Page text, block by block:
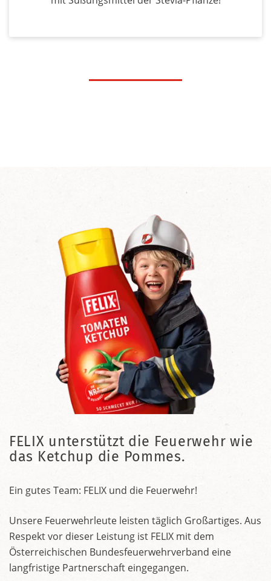
FELIX unterstützt die Feuerwehr wie
das Ketchup die Pommes.
Ein gutes Team: FELIX und die Feuerwehr!
Unsere Feuerwehrleute leisten täglich Großartiges. Aus
Respekt vor dieser Leistung ist FELIX mit dem
Österreichischen Bundesfeuerwehrverband eine
langfristige Partnerschaft eingegangen.